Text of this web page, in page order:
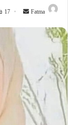
Fatma
أرسل
إلكترونيا
17 فبراير، 2026